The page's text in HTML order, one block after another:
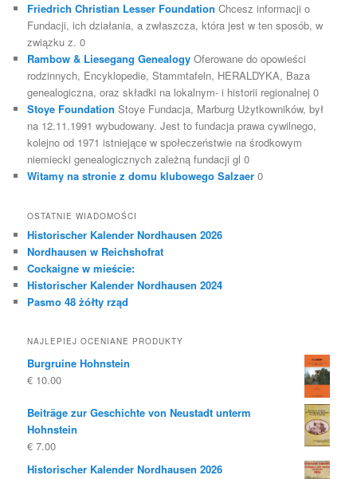
Friedrich Christian Lesser Foundation Chcesz informacji o
Fundacji, ich działania, a zwłaszcza, która jest w ten sposób, w
związku z. 0
Rambow & Liesegang Genealogy Oferowane do opowieści
rodzinnych, Encyklopedie, Stammtafeln, HERALDYKA, Baza
genealogiczna, oraz składki na lokalnym- i historii regionalnej 0
Stoye Foundation Stoye Fundacja, Marburg Użytkowników, był
na 12.11.1991 wybudowany. Jest to fundacja prawa cywilnego,
kolejno od 1971 istniejące w społeczeństwie na środkowym
niemiecki genealogicznych zależną fundacji gl 0
Witamy na stronie z domu klubowego Salzaer 0
OSTATNIE WIADOMOŚCI
Historischer Kalender Nordhausen 2026
Nordhausen w Reichshofrat
Cockaigne w mieście:
Historischer Kalender Nordhausen 2024
Pasmo 48 żółty rząd
NAJLEPIEJ OCENIANE PRODUKTY
Burgruine Hohnstein
€ 10.00
Beiträge zur Geschichte von Neustadt unterm
Hohnstein
€ 7.00
Historischer Kalender Nordhausen 2026